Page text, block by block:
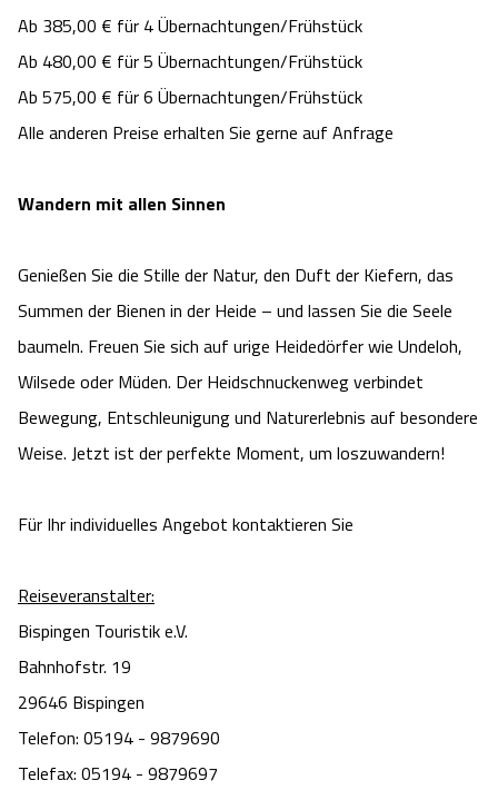
Ab 385,00 € für 4 Übernachtungen/Frühstück
Ab 480,00 € für 5 Übernachtungen/Frühstück
Ab 575,00 € für 6 Übernachtungen/Frühstück
Alle anderen Preise erhalten Sie gerne auf Anfrage
Wandern mit allen Sinnen
Genießen Sie die Stille der Natur, den Duft der Kiefern, das
Summen der Bienen in der Heide – und lassen Sie die Seele
baumeln. Freuen Sie sich auf urige Heidedörfer wie Undeloh,
Wilsede oder Müden. Der Heidschnuckenweg verbindet
Bewegung, Entschleunigung und Naturerlebnis auf besondere
Weise. Jetzt ist der perfekte Moment, um loszuwandern!
Für Ihr individuelles Angebot kontaktieren Sie
Reiseveranstalter:
Bispingen Touristik e.V.
Bahnhofstr. 19
29646 Bispingen
Telefon: 05194 - 9879690
Telefax: 05194 - 9879697